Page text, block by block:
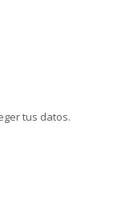
tus datos.